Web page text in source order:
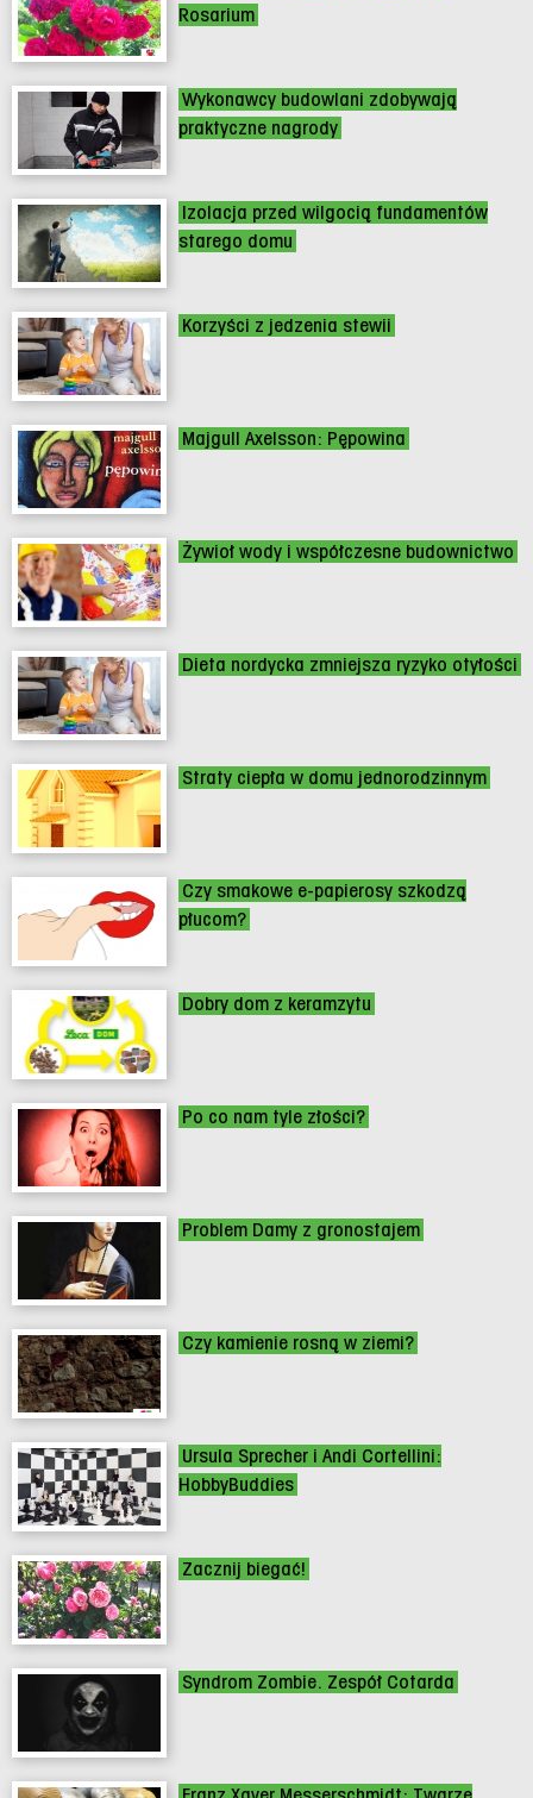
Rosarium
Wykonawcy budowlani zdobywają
praktyczne nagrody
Izolacja przed wilgocią fundamentów
starego domu
Korzyści z jedzenia stewii
Majgull Axelsson: Pępowina
Żywioł wody i współczesne budownictwo
Dieta nordycka zmniejsza ryzyko otyłości
Straty ciepła w domu jednorodzinnym
Czy smakowe e-papierosy szkodzą
płucom?
Dobry dom z keramzytu
Po co nam tyle złości?
Problem Damy z gronostajem
Czy kamienie rosną w ziemi?
Ursula Sprecher i Andi Cortellini:
HobbyBuddies
Zacznij biegać!
Syndrom Zombie. Zespół Cotarda